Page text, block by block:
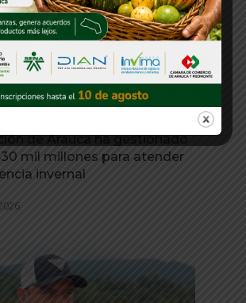
de Arauca ha gestionado
mil millones para atender
invernal